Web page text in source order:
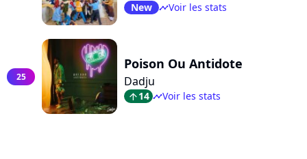
New timelineVoir les stats
25
Poison Ou Antidote
Dadju
arrow_top14 timelineVoir les stats